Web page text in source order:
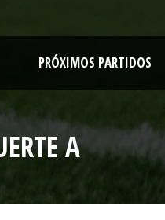
PRÓXIMOS PARTIDOS
A